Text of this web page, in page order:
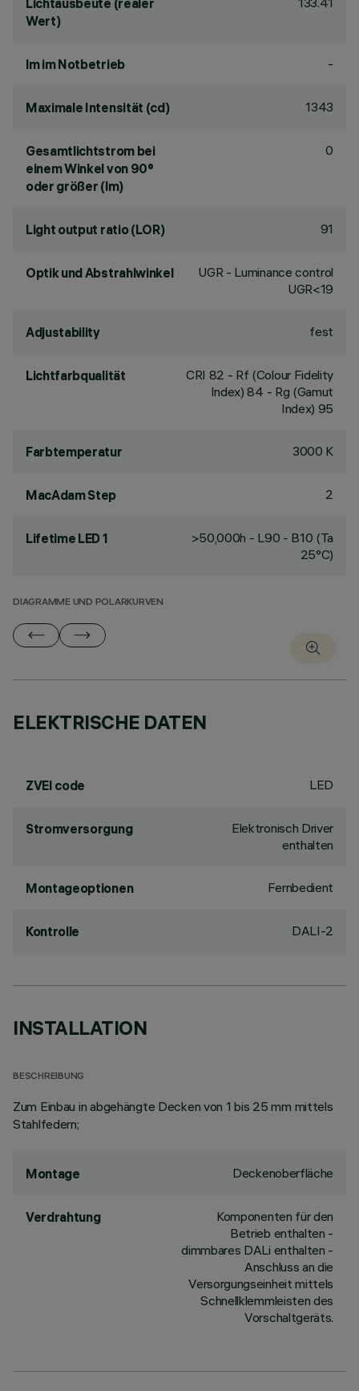
Lichtausbeute (realer
Wert)
lm im Notbetrieb -
Maximale Intensität (cd) 1343
Gesamtlichtstrom bei
einem Winkel von 90°
oder größer (lm)
0
Light output ratio (LOR) 91
Optik und Abstrahlwinkel
UGR - Luminance control
UGR<19
Adjustability fest
Lichtfarbqualität CRI 82 - Rf (Colour Fidelity
Index) 84 - Rg (Gamut
Index) 95
Farbtemperatur 3000 K
MacAdam Step 2
Lifetime LED 1
>50,000h - L90 - B10 (Ta
25°C)
DIAGRAMME UND POLARKURVEN
ELEKTRISCHE DATEN
ZVEI code LED
Stromversorgung
Elektronisch Driver
enthalten
Montageoptionen Fernbedient
Kontrolle DALI-2
INSTALLATION
BESCHREIBUNG
Zum Einbau in abgehängte Decken von 1 bis 25 mm mittels
Stahlfedern;
Montage Deckenoberfläche
Verdrahtung
Komponenten für den
Betrieb enthalten -
dimmbares DALi enthalten -
Anschluss an die
Versorgungseinheit mittels
Schnellklemmleisten des
Vorschaltgeräts.